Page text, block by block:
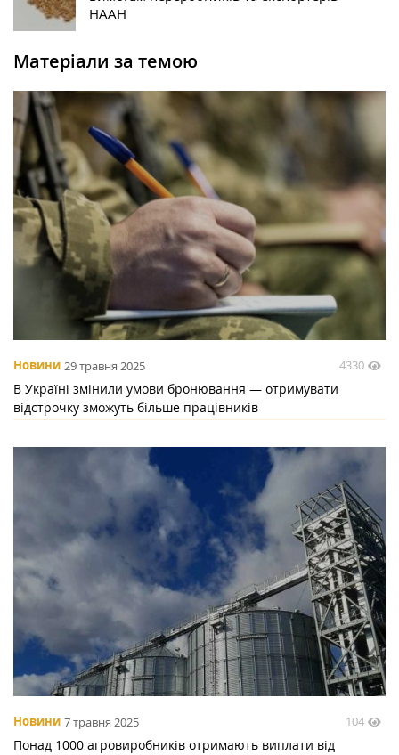
НААН
Матеріали за темою
Новини 29 травня 2025 4330
В Україні змінили умови бронювання — отримувати
відстрочку зможуть більше працівників
Новини 7 травня 2025 104
Понад 1000 агровиробників отримають виплати від